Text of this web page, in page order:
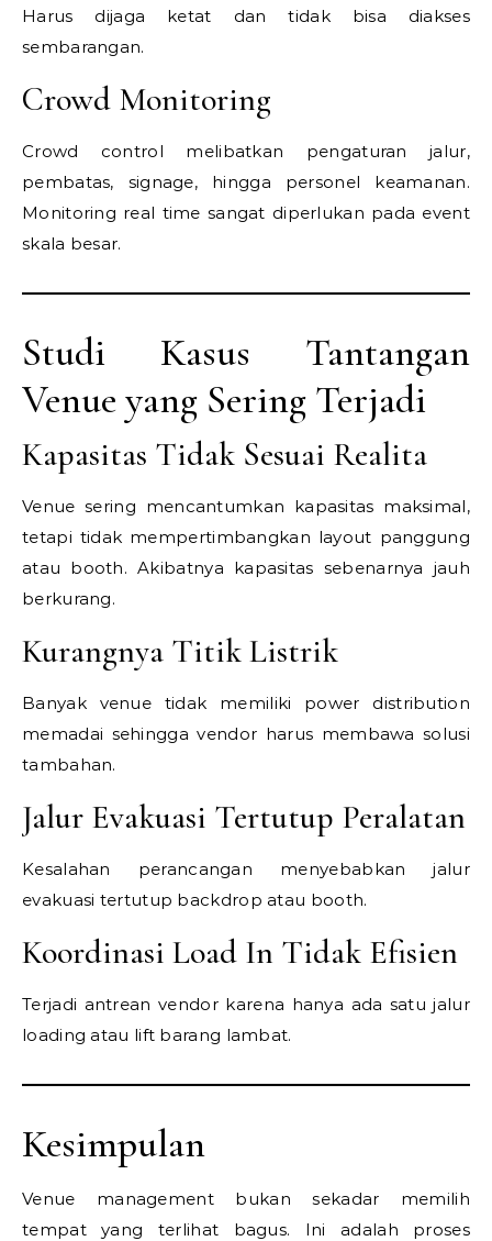
Harus dijaga ketat dan tidak bisa diakses
sembarangan.
Crowd Monitoring
Crowd control melibatkan pengaturan jalur,
pembatas, signage, hingga personel keamanan.
Monitoring real time sangat diperlukan pada event
skala besar.
Studi Kasus Tantangan
Venue yang Sering Terjadi
Kapasitas Tidak Sesuai Realita
Venue sering mencantumkan kapasitas maksimal,
tetapi tidak mempertimbangkan layout panggung
atau booth. Akibatnya kapasitas sebenarnya jauh
berkurang.
Kurangnya Titik Listrik
Banyak venue tidak memiliki power distribution
memadai sehingga vendor harus membawa solusi
tambahan.
Jalur Evakuasi Tertutup Peralatan
Kesalahan perancangan menyebabkan jalur
evakuasi tertutup backdrop atau booth.
Koordinasi Load In Tidak Efisien
Terjadi antrean vendor karena hanya ada satu jalur
loading atau lift barang lambat.
Kesimpulan
Venue management bukan sekadar memilih
tempat yang terlihat bagus. Ini adalah proses